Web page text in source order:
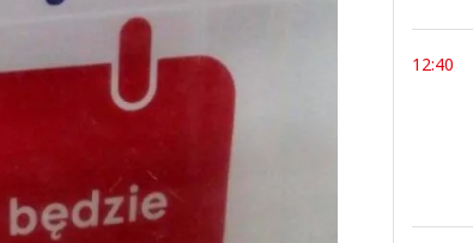
12:40